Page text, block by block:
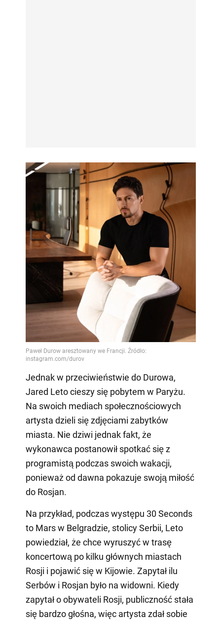
Jednak w przeciwieństwie do Durowa,
Jared Leto cieszy się pobytem w Paryżu.
Na swoich mediach społecznościowych
artysta dzieli się zdjęciami zabytków
miasta. Nie dziwi jednak fakt, że
wykonawca postanowił spotkać się z
programistą podczas swoich wakacji,
ponieważ od dawna pokazuje swoją miłość
do Rosjan.
Na przykład, podczas występu 30 Seconds
to Mars w Belgradzie, stolicy Serbii, Leto
powiedział, że chce wyruszyć w trasę
koncertową po kilku głównych miastach
Rosji i pojawić się w Kijowie. Zapytał ilu
Serbów i Rosjan było na widowni. Kiedy
zapytał o obywateli Rosji, publiczność stała
się bardzo głośna, więc artysta zdał sobie